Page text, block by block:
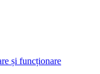
și funcționare